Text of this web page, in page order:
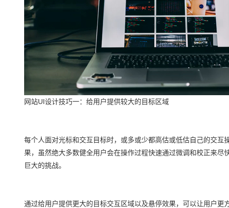
网站UI设计技巧一：给用户提供较大的目标区域
每个人面对光标和交互目标时，或多或少都高估或低估自己的交
果，虽然绝大多数健全用户会在操作过程快速通过微调和校正来
巨大的挑战。
通过给用户提供更大的目标交互区域以及悬停效果，可以让用户更